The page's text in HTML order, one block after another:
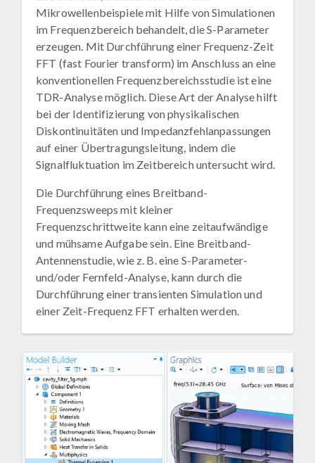
Mikrowellenbeispiele mit Hilfe von Simulationen
im Frequenzbereich behandelt, die S-Parameter
erzeugen. Mit Durchführung einer Frequenz-Zeit
FFT (fast Fourier transform) im Anschluss an eine
konventionellen Frequenzbereichsstudie ist eine
TDR-Analyse möglich. Diese Art der Analyse hilft
bei der Identifizierung von physikalischen
Diskontinuitäten und Impedanzfehlanpassungen
auf einer Übertragungsleitung, indem die
Signalfluktuation im Zeitbereich untersucht wird.
Die Durchführung eines Breitband-
Frequenzsweeps mit kleiner
Frequenzschrittweite kann eine zeitaufwändige
und mühsame Aufgabe sein. Eine Breitband-
Antennenstudie, wie z. B. eine S-Parameter-
und/oder Fernfeld-Analyse, kann durch die
Durchführung einer transienten Simulation und
einer Zeit-Frequenz FFT erhalten werden.